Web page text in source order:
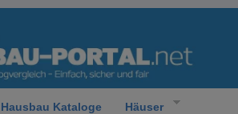
Hausbau Kataloge Häuser